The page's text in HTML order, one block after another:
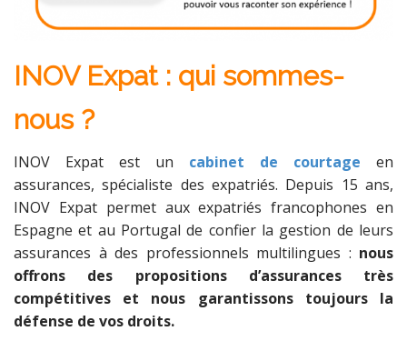
INOV Expat : qui sommes-
nous ?
INOV Expat est un cabinet de courtage en
assurances, spécialiste des expatriés. Depuis 15 ans,
INOV Expat permet aux expatriés francophones en
Espagne et au Portugal de confier la gestion de leurs
assurances à des professionnels multilingues : nous
offrons des propositions d’assurances très
compétitives et nous garantissons toujours la
défense de vos droits.